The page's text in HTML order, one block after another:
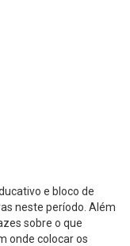
e bloco de
neste período. Além
sobre o que
onde colocar os